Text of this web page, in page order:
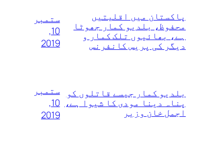
پاکستان میں اقلیتیں
محفوظ، بلدیو کمار جھوٹا
ہے، بھائیوں تلک کمار و
دیگر کی پریس کانفرنس
ستمبر
10,
2019
بلدیو کمار جیسے قاتلوں‌ کو
پناہ دینا مودی کا شیوا ہے،
اجمل خان وزیر
ستمبر
10,
2019